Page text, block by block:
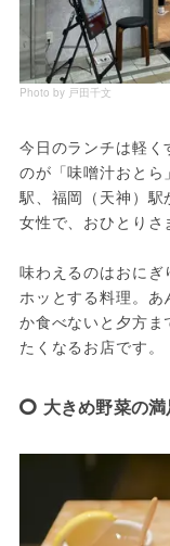
Photo by 戸田千文
今日のランチは軽
のが「味噌汁おと
駅、福岡（天神）
女性で、おひとりさ
味わえるのはおにぎ
ホッとする料理。
か食べないと夕方ま
たくなるお店です。
大きめ野菜の